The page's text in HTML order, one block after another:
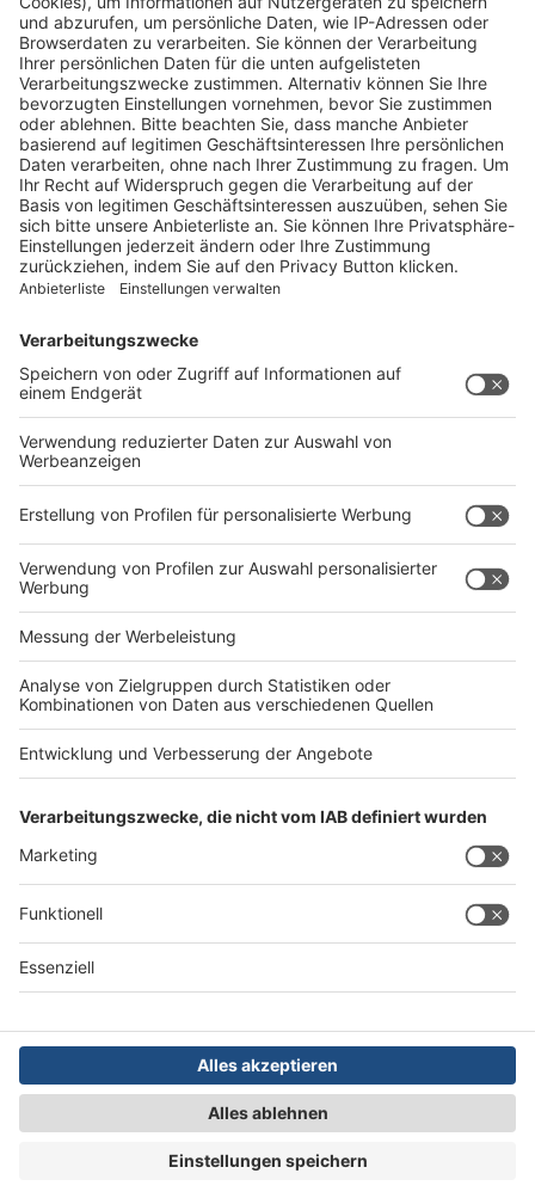
Reisemobil Caravan 09/26 Messe-
Vorabausgabe
Laden Sie sich hier die aktuelle Ausgabe der Reisemobil
Caravan als PDF-Vorabausgabe herunter. Kuratiert, kompakt
und kostenlos.
Jetzt herunterladen
AGB
Datenschutz
Barrierefreiheit
Service
Abo verwalten
Das Team
Die Redaktion
Newsletter
GmbH|FORUM Media Group